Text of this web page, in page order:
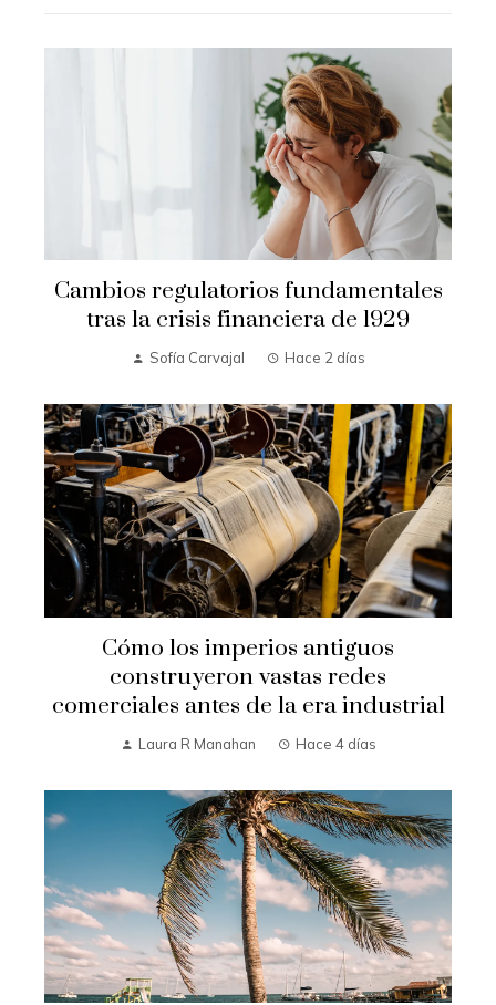
Cambios regulatorios fundamentales
tras la crisis financiera de 1929
Sofía Carvajal Hace 2 días
Cómo los imperios antiguos
construyeron vastas redes
comerciales antes de la era industrial
Laura R Manahan Hace 4 días